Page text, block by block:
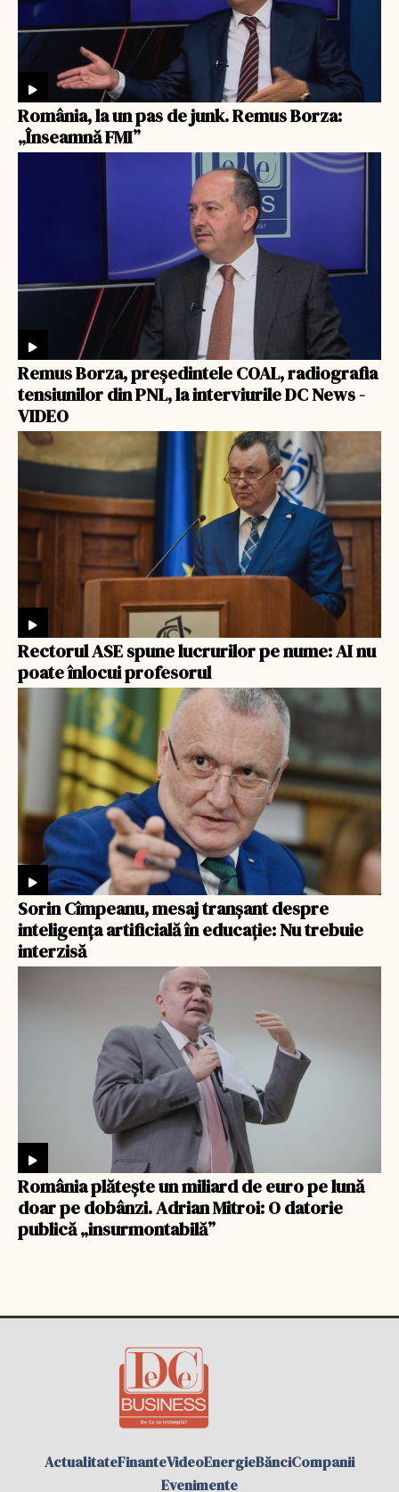
România, la un pas de junk. Remus Borza:
„Înseamnă FMI”
Remus Borza, președintele COAL, radiografia
tensiunilor din PNL, la interviurile DC News -
VIDEO
Rectorul ASE spune lucrurilor pe nume: AI nu
poate înlocui profesorul
Sorin Cîmpeanu, mesaj tranșant despre
inteligența artificială în educație: Nu trebuie
interzisă
România plătește un miliard de euro pe lună
doar pe dobânzi. Adrian Mitroi: O datorie
publică „insurmontabilă”
ActualitateFinanteVideoEnergieBănciCompanii
Evenimente